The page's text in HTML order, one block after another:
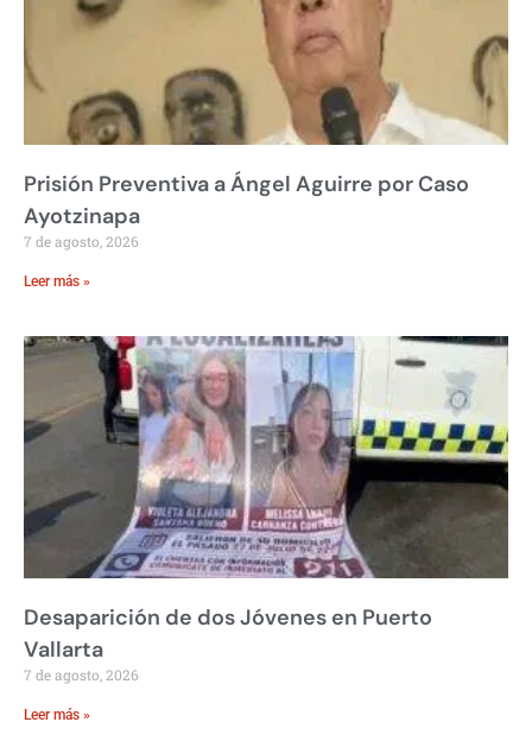
Prisión Preventiva a Ángel Aguirre por Caso
Ayotzinapa
7 de agosto, 2026
Leer más »
Desaparición de dos Jóvenes en Puerto
Vallarta
7 de agosto, 2026
Leer más »